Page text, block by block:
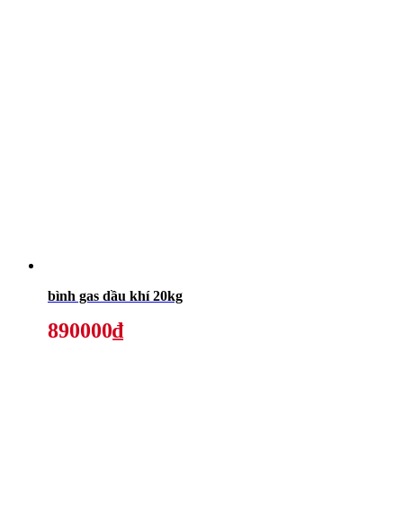
bình gas dầu khí 20kg
890000₫